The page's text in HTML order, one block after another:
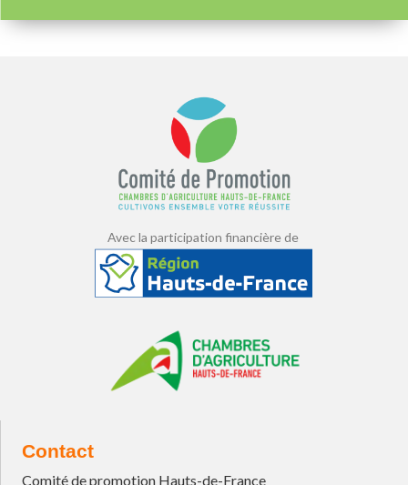
Avec la participation financière de
Contact
Comité de promotion Hauts-de-France